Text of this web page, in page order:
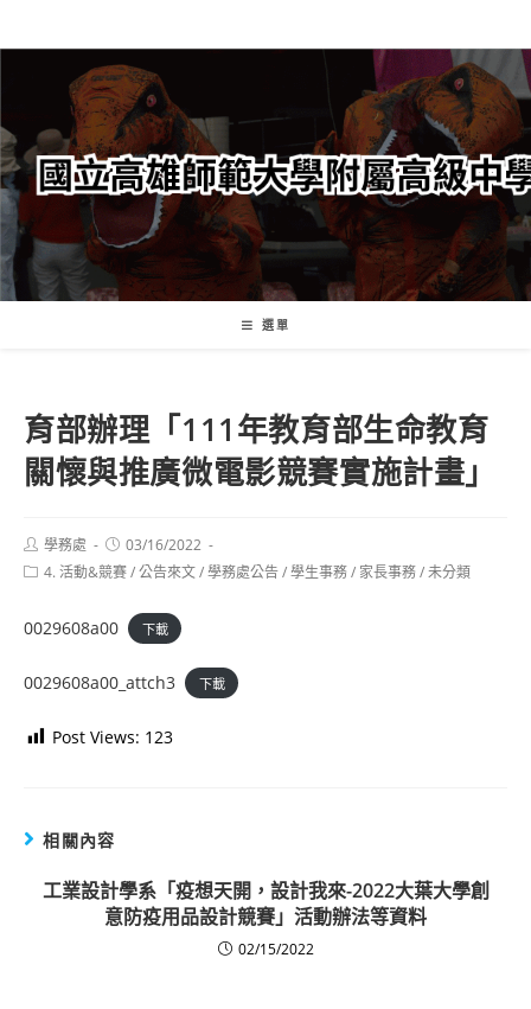
轉
要
內
容
選單
育部辦理「111年教育部生命教育
關懷與推廣微電影競賽實施計畫」
Post
author:
學務處
Post
published:
03/16/2022
Post4. 活動&競賽/公告來文/學務處公告/學生事務/ 家長事務/未分類
0029608a00 下載
0029608a00_attch3 下載
Post Views: 123
相關內容
工業設計學系「疫想天開，設計我來-2022大葉大學創
意防疫用品設計競賽」活動辦法等資料
02/15/2022